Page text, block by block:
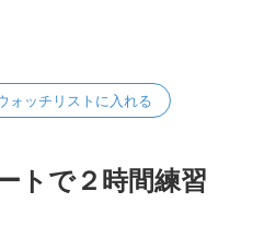
ォッチリストに入れる
トで２時間練習